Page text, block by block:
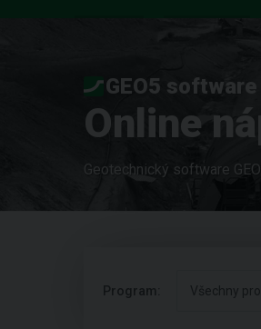
GEO5 software
Online
Geotechnický software
Program: Všechny